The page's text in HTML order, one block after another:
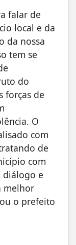
falar de
local e da
da nossa
tem se
do
forças de
O
com
de
com
diálogo e
melhor
o prefeito